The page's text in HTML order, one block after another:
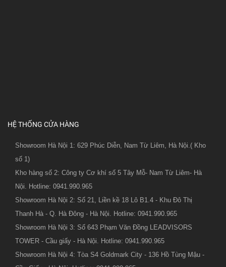
HỆ THỐNG CỬA HÀNG
Showroom Hà Nội 1: 629 Phúc Diễn, Nam Từ Liêm, Hà Nội.( Kho
số 1)
Kho hàng số 2: Công ty Cơ khí số 5 Tây Mỗ- Nam Từ Liêm- Hà
Nội. Hotline: 0941.990.965
Showroom Hà Nội 2: Số 21, Liền kề 18 Lô B1.4 - Khu Đô Thị
Thanh Hà - Q. Hà Đông - Hà Nội. Hotline: 0941.990.965
Showroom Hà Nội 3: Số 643 Phạm Văn Đồng LEADVISORS
TOWER - Cầu giấy - Hà Nội. Hotline: 0941.990.965
Showroom Hà Nội 4: Tòa S4 Goldmark City - 136 Hồ Tùng Mậu -